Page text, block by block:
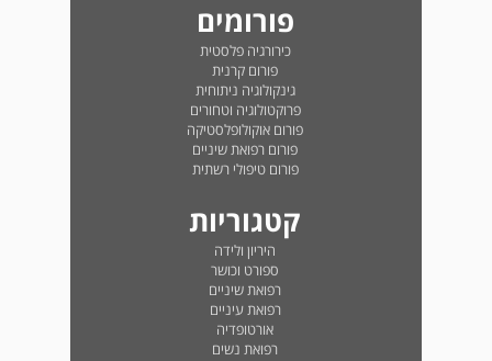
פורומים
כירורגיה פלסטית
פורום קרנית
גינקולוגיה ניתוחית
פרוקטולוגיה וטחורים
פורום אוקולופלסטיקה
פורום רפואת שיניים
פורום טיפולי רשתית
קטגוריות
היריון ולידה
ספורט וכושר
רפואת שיניים
רפואת עיניים
אורטופדיה
רפואת נשים